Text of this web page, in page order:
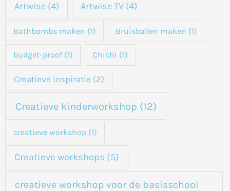
a
Artwise(4) Artwise TV (4)
Bathbombs maken (1) Bruisballen maken (1)
budget-proof(1) Chichi (1)
Creatieve inspiratie (2)
Creatieve kinderworkshop (12)
creatieve workshop(1)
Creatieve workshops (5)
creatieve workshop voor de basisschool